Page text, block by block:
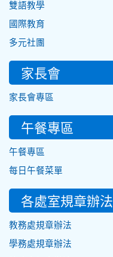
雙語教學
國際教育
多元社團
家長會
家長會專區
午餐專區
午餐專區
每日午餐菜單
各處室規章辦法
教務處規章辦法
學務處規章辦法